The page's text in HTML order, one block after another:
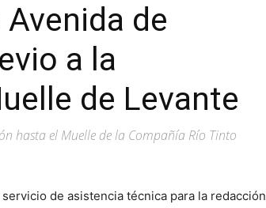
de
a la
de Levante
hasta el Muelle de la Compañía Río Tinto
de asistencia técnica para la redacción